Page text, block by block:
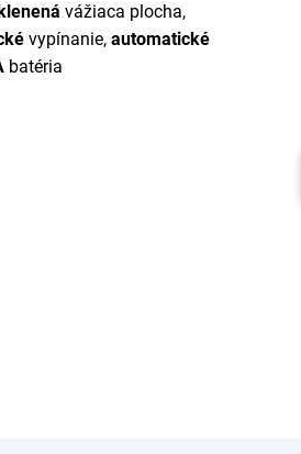
vážiaca plocha,
vypínanie, automatické
batéria